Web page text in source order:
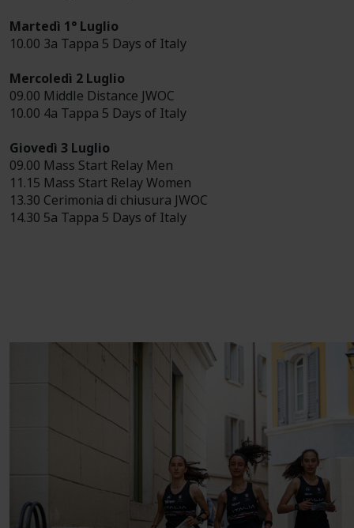
Martedì 1° Luglio
10.00 3a Tappa 5 Days of Italy
Mercoledì 2 Luglio
09.00 Middle Distance JWOC
10.00 4a Tappa 5 Days of Italy
Giovedì 3 Luglio
09.00 Mass Start Relay Men
11.15 Mass Start Relay Women
13.30 Cerimonia di chiusura JWOC
14.30 5a Tappa 5 Days of Italy